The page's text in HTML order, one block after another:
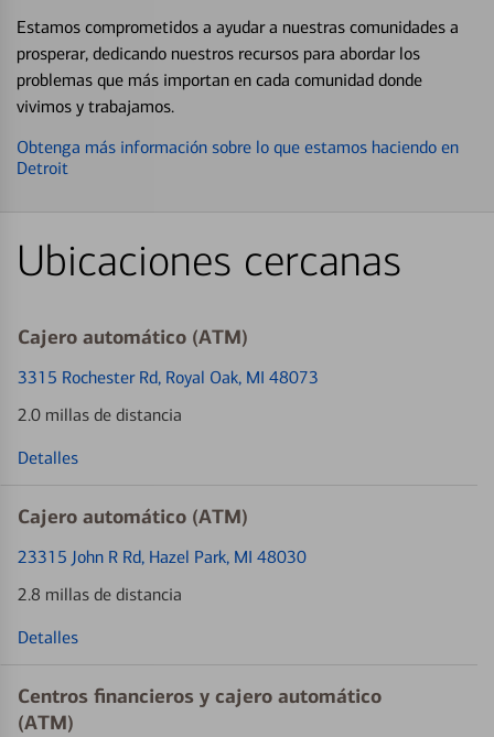
Estamos comprometidos a ayudar a nuestras comunidades a
prosperar, dedicando nuestros recursos para abordar los
problemas que más importan en cada comunidad donde
vivimos y trabajamos.
Obtenga más información sobre lo que estamos haciendo en
Detroit
Ubicaciones cercanas
Cajero automático (ATM)
3315 Rochester Rd, Royal Oak, MI 48073
2.0 millas de distancia
Detalles
Cajero automático (ATM)
23315 John R Rd, Hazel Park, MI 48030
2.8 millas de distancia
Detalles
Centros financieros y cajero automático
(ATM)